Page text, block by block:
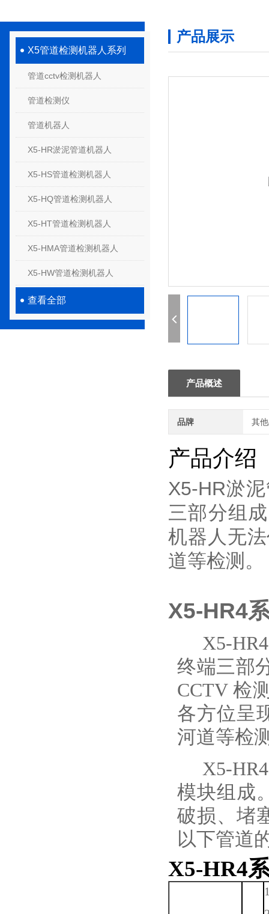
X5管道检测机器人系列
管道cctv检测机器人
管道检测仪
管道机器人
X5-HR淤泥管道机器人
X5-HS管道检测机器人
X5-HQ管道检测机器人
X5-HT管道检测机器人
X5-HMA管道检测机器人
X5-HW管道检测机器人
查看全部
产品展示
产品概述
品牌 其
产品介绍
X5-HR淤
三部分组
机器人无
道等检测。
X5-HR4
X5-HR4
终端三部
CCTV 检
各方位呈
河道等检
X5-HR4
模块组成
破损、堵
以下管道
X5-HR4